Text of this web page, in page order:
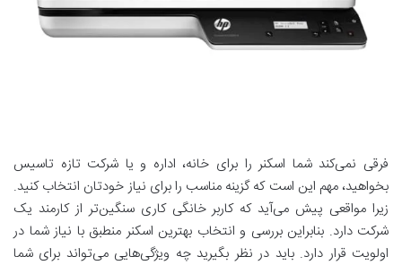
فرقی نمی‌کند شما اسکنر را برای خانه، اداره و یا شرکت تازه تاسیس
بخواهید، مهم این است که گزینه مناسب را برای نیاز خودتان انتخاب کنید.
زیرا مواقعی پیش می‌آید که کاربر خانگی کاری سنگین‌تر از کارمند یک
شرکت دارد. بنابراین بررسی و انتخاب بهترین اسکنر منطبق با نیاز شما در
اولویت قرار دارد. باید در نظر بگیرید چه ویژگی‌هایی می‌تواند برای شما